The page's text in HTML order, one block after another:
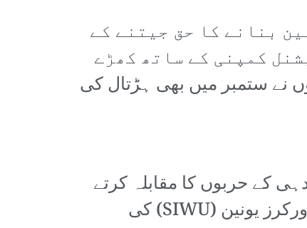
محنت کشوں نے اپنی یونین بنانے کا حق جیتنے کے
کمپنی کے ساتھ کھڑے
ساتھ انہوں نے ستمبر میں بھی ہڑتال کی
کے حربوں کا مقابلہ کرتے
ہوئے، انہوں نے آخر کار 27 جنوری کو تامل ناڈو لیبر ڈیپارٹمنٹ کو سام سنگ انڈیا ورکرز یونین (SIWU) کی